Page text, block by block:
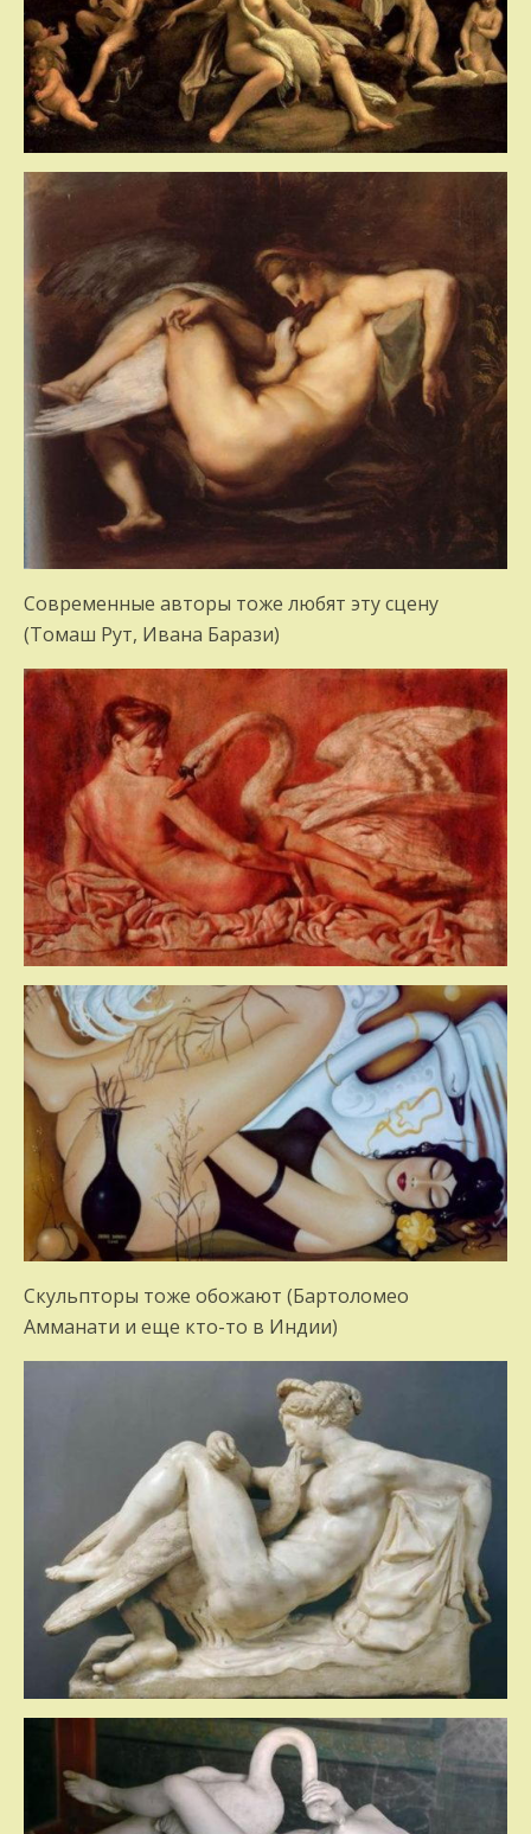
Современные авторы тоже любят эту сцену
(Томаш Рут, Ивана Барази)
Скульпторы тоже обожают (Бартоломео
Амманати и еще кто-то в Индии)